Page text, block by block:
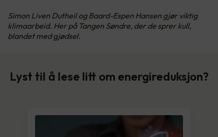
Simon Liven Dutheil og Baard-Espen Hansen gjør viktig
klimaarbeid. Her på Tangen Søndre, der de sprer kull,
blandet med gjødsel.
Lyst til å lese litt om energireduksjon?